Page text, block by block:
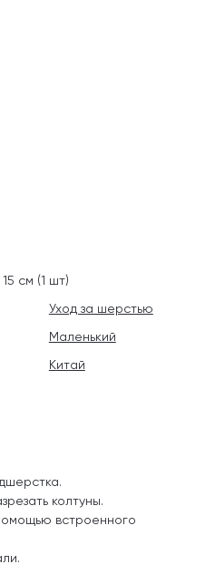
колтуны.
встроенного
см (1 шт)
Уход за шерстью
Маленький
Китай